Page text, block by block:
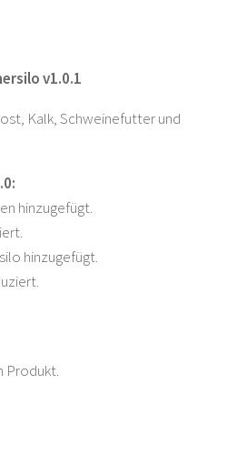
v1.0.1
Kalk, Schweinefutter und
hinzugefügt.
hinzugefügt.
Produkt.